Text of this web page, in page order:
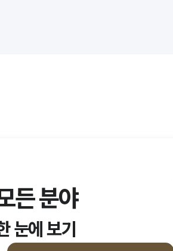
든 분야
눈에 보기